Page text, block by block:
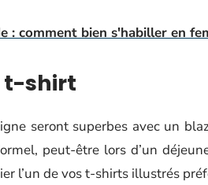
: comment bien s'habiller en
t-shirt
seront superbes avec un
peut-être lors d’un
l’un de vos t-shirts illustrés